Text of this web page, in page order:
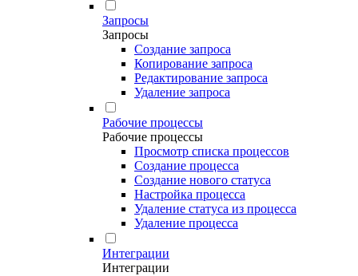
Запросы
Запросы
Создание запроса
Копирование запроса
Редактирование запроса
Удаление запроса
Рабочие процессы
Рабочие процессы
Просмотр списка процессов
Создание процесса
Создание нового статуса
Настройка процесса
Удаление статуса из процесса
Удаление процесса
Интеграции
Интеграции